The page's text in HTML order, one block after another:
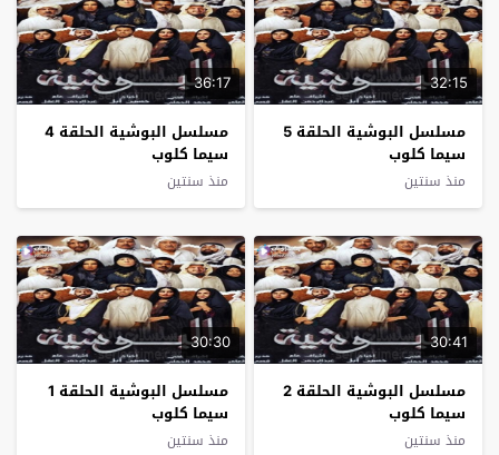
32:15
مسلسل البوشية الحلقة 5
سيما كلوب
منذ سنتين
36:17
مسلسل البوشية الحلقة 4
سيما كلوب
منذ سنتين
30:41
مسلسل البوشية الحلقة 2
سيما كلوب
منذ سنتين
30:30
مسلسل البوشية الحلقة 1
سيما كلوب
منذ سنتين